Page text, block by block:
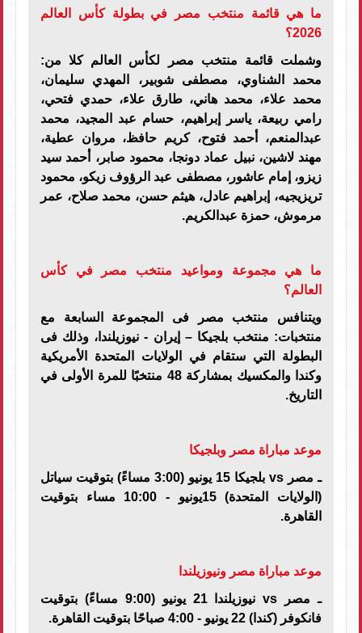
ما هي قائمة منتخب مصر في بطولة كأس العالم
2026؟
وشملت قائمة منتخب مصر لكأس العالم كلا من:
محمد الشناوي، مصطفى شوبير، المهدي سليمان،
محمد علاء، محمد هاني، طارق علاء، حمدي فتحي،
رامي ربيعة، ياسر إبراهيم، حسام عبد المجيد، محمد
عبدالمنعم، أحمد فتوح، كريم حافظ، مروان عطية،
مهند لاشين، نبيل عماد دونجا، محمود صابر، أحمد سيد
زيزو، إمام عاشور، مصطفى عبد الرؤوف زيكو، محمود
تريزيجيه، إبراهيم عادل، هيثم حسن، محمد صلاح، عمر
مرموش، حمزة عبدالكريم.
ما هي مجموعة ومواعيد منتخب مصر في كأس
العالم؟
ويتنافس منتخب مصر فى المجموعة السابعة مع
منتخبات: منتخب بلجيكا – إيران - نيوزيلندا، وذلك فى
البطولة التي ستقام في الولايات المتحدة الأمريكية
وكندا والمكسيك بمشاركة 48 منتخبًا للمرة الأولى في
التاريخ.
موعد مباراة مصر وبلجيكا
ـ مصر
بلجيكا 15 يونيو (3:00 مساءً) بتوقيت سياتل
(الولايات المتحدة) 15يونيو - 10:00 مساء بتوقيت
القاهرة.
موعد مباراة مصر ونيوزيلندا
ـ مصر
نيوزيلندا 21 يونيو (9:00 مساءً) بتوقيت
فانكوفر (كندا) 22 يونيو - 4:00 صباحًا بتوقيت القاهرة
.